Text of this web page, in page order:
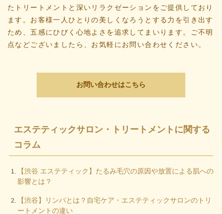
たトリートメントと深いリラクゼーションをご提供しており
ます。お客様一人ひとりの美しくなろうとする力を引き出す
ため、五感にひびく心地よさを追求してまいります。ご不明
点などございましたら、お気軽にお問い合わせください。
お問い合わせはこちら
エステティックサロン・トリートメントに関する
コラム
【渋谷 エステティック】たるみ毛穴の原因や放置による肌への
影響とは？
【渋谷】リンパとは？自宅ケア・エステティックサロンのトリ
ートメントの違い